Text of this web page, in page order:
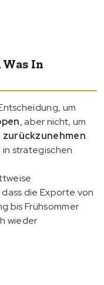
In
um
, aber nicht, um
.
in strategischen
die Exporte von
bis Frühsommer
wieder